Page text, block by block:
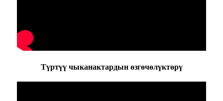
Түртүү чыканактардын өзгөчөлүктөрү